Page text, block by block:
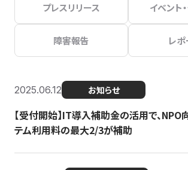
プレスリリース イベント
障害報告 レポ
2025.06.12 お知らせ
【受付開始】IT導入補助金の活用で、NPO
テム利用料の最大2/3が補助